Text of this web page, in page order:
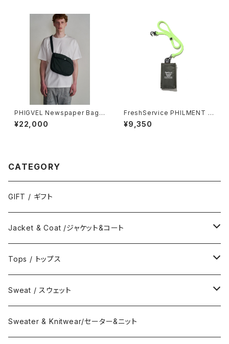
PHIGVEL Newspaper Bag
(Small)
¥22,000
FreshService PHILMENT F
S TF WALLET
¥9,350
CATEGORY
GIFT / ギフト
Jacket & Coat /ジャケット&コート
Jacket / ジャケット
Coat / コート
Tops / トップス
Shirts / シャツ
Collar Long Shirt / 襟付き長袖シャツ
T-Shirts / Tシャツ
Sweat / スウェット
Crew Neck Sweat /クルーネックスウェット
Sweater & Knitwear/セーター&ニット